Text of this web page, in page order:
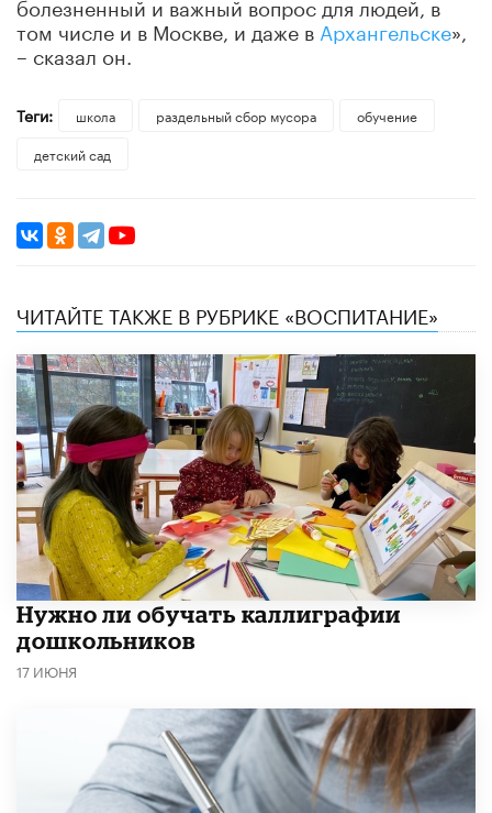
том числе и в Москве, и даже в Архангельске»,
– сказал он.
Теги: школа раздельный сбор мусора
обучение
детский сад
ЧИТАЙТЕ ТАКЖЕ В РУБРИКЕ «ВОСПИТАНИЕ»
Нужно ли обучать каллиграфии
дошкольников
17 ИЮНЯ